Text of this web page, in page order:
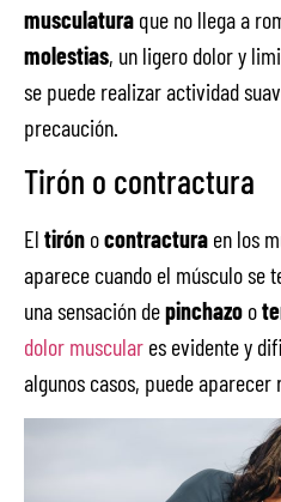
musculatura que no llega a
molestias, un ligero dolor y
se puede realizar actividad
precaución.
Tirón o contractura
El tirón ocontractura en los
aparece cuando el músculo se
una sensación depinchazo o
dolor muscular es evidente y
algunos casos, puede